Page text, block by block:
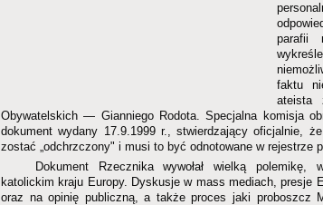
parafii
faktu
ateista
Obywatelskich — Gianniego Rodota. Specjalna komisja
dokument wydany 17.9.1999 r., stwierdzający oficjalnie,
zostać „odchrzczony" i musi to być odnotowane w rejestrze
Dokument Rzecznika wywołał wielką
katolickim kraju Europy. Dyskusje w mass mediach, presje
oraz na opinię publiczną, a także proces jaki proboszcz